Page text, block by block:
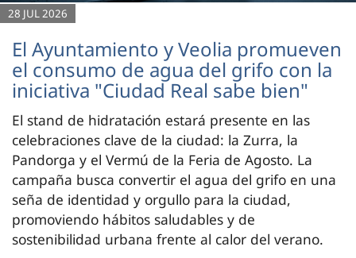
28 JUL 2026
El Ayuntamiento y Veolia promueven
el consumo de agua del grifo con la
iniciativa "Ciudad Real sabe bien"
El stand de hidratación estará presente en las
celebraciones clave de la ciudad: la Zurra, la
Pandorga y el Vermú de la Feria de Agosto. La
campaña busca convertir el agua del grifo en una
seña de identidad y orgullo para la ciudad,
promoviendo hábitos saludables y de
sostenibilidad urbana frente al calor del verano.